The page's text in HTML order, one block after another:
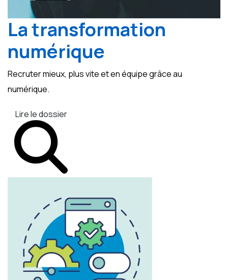
La transformation
numérique
Recruter mieux, plus vite et en équipe grâce au
numérique.
Lire le dossier